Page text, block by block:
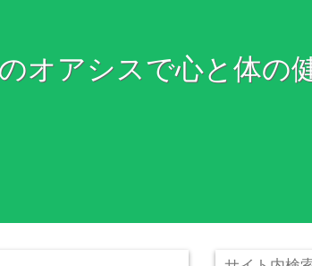
オアシスで心と体の